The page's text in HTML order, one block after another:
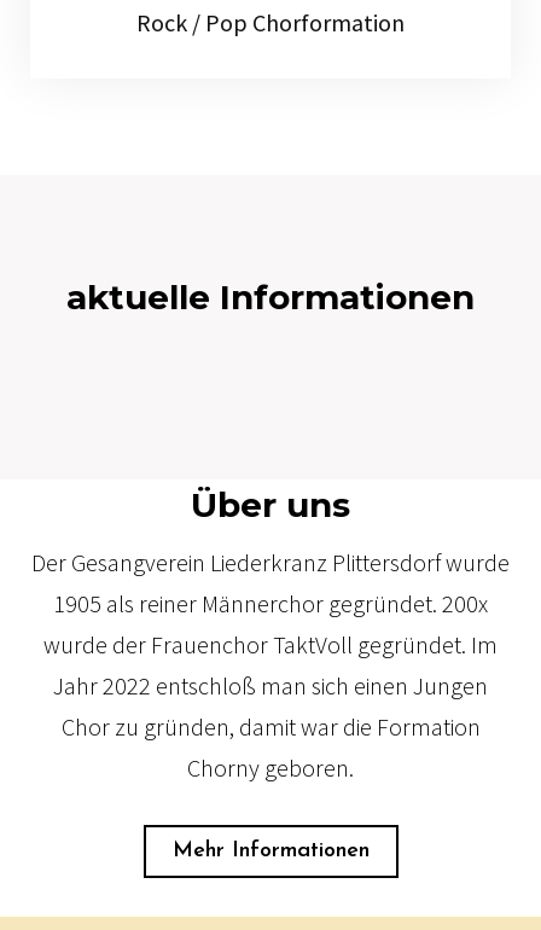
Rock / Pop Chorformation
aktuelle Informationen
Über uns
Der Gesangverein Liederkranz Plittersdorf wurde
1905 als reiner Männerchor gegründet. 200x
wurde der Frauenchor TaktVoll gegründet. Im
Jahr 2022 entschloß man sich einen Jungen
Chor zu gründen, damit war die Formation
Chorny geboren.
Mehr Informationen